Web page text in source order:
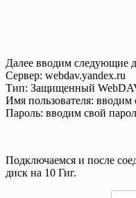
Далее вводим следующие
Сервер: webdav.yandex.ru
Тип: Защищенный
Имя пользователя: вводим
Пароль: вводим свой
Подключаемся и после
диск на 10 Гиг.